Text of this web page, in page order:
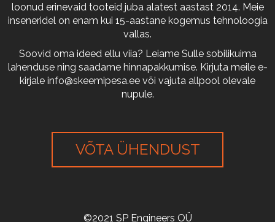
loonud erinevaid tooteid juba alatest aastast 2014. Meie
inseneridel on enam kui 15-aastane kogemus tehnoloogia
vallas.
Soovid oma ideed ellu viia? Leiame Sulle sobilikuima
lahenduse ning saadame hinnapakkumise. Kirjuta meile e-
kirjale info@skeemipesa.ee või vajuta allpool olevale
nupule.
VÕTA ÜHENDUST
©2021 SP Engineers OÜ